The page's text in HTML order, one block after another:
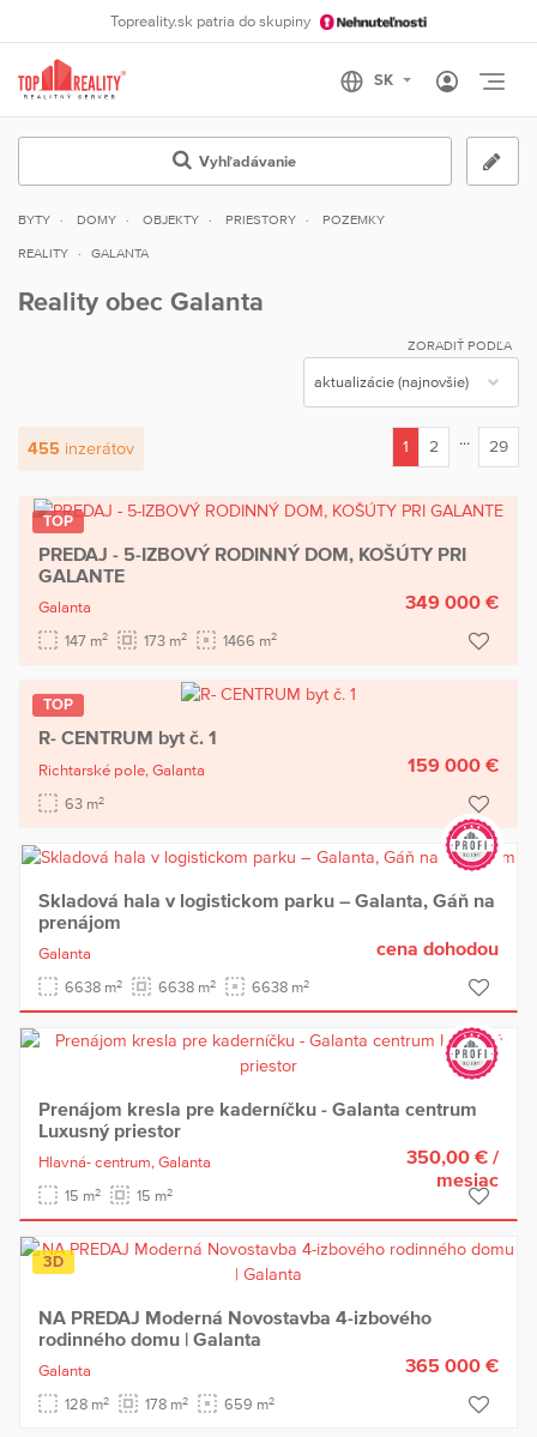
Topreality.sk patria do skupiny
Vyhľadávanie
BYTY DOMY OBJEKTY PRIESTORY POZEMKY
REALITY GALANTA
Reality obec Galanta
ZORADIŤ PODĽA
455 inzerátov
1
2 ... 29
TOP
PREDAJ - 5-IZBOVÝ RODINNÝ DOM, KOŠÚTY PRI
GALANTE
Galanta
147 m2 173 m2 1466 m2
349 000 €
TOP
R- CENTRUM byt č. 1
Richtarské pole, Galanta
63 m2
159 000 €
Skladová hala v logistickom parku – Galanta, Gáň na
prenájom
Galanta
6638 m2 6638 m2 6638 m2
cena dohodou
Prenájom kresla pre kaderníčku - Galanta centrum
Luxusný priestor
Hlavná- centrum, Galanta
15 m2 15 m2
350,00 € /
mesiac
3D
NA PREDAJ Moderná Novostavba 4-izbového
rodinného domu | Galanta
Galanta
128 m2 178 m2 659 m2
365 000 €